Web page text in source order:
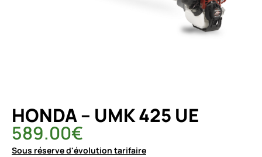
HONDA – UMK 425 UE
589.00€
Sous réserve d'évolution tarifaire